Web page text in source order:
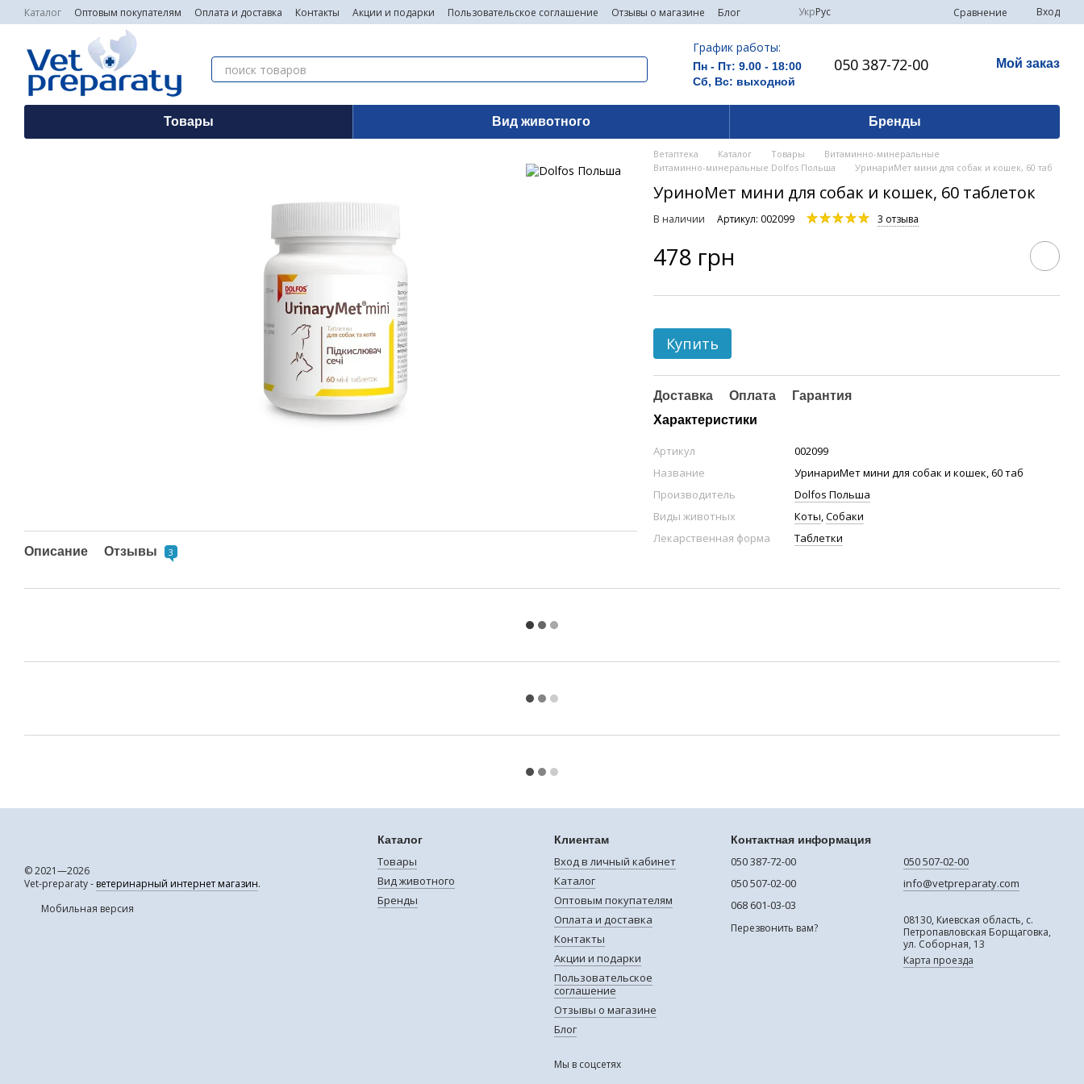
Перейти к основному контенту
Каталог Оптовым покупателям Оплата и доставка Контакты Акции и подарки Пользовательское соглашение Отзывы о магазине Блог УкрРус Сравнение Вход
График работы:
Пн - Пт: 9.00 - 18:00
Сб, Вс: выходной
050 387-72-00 Мой заказ
Товары Вид животного Бренды
Описание Отзывы 3
Ветаптека Каталог Товары
Витаминно-минеральные
Витаминно-минеральные Dolfos Польша
УринариМет мини для собак и кошек, 60 таб
УриноМет мини для собак и кошек, 60 таблеток
В наличии Артикул: 002099 3 отзыва
478 грн
Купить
Доставка Оплата
Гарантия
Характеристики
Артикул
002099
Название
УринариМет мини для собак и кошек, 60 таб
Производитель
Dolfos Польша
Виды животных
Коты,Собаки
Лекарственная форма
Таблетки
© 2021—2026
Vet-preparaty - ветеринарный интернет магазин.
Мобильная версия
Каталог
Товары
Вид животного
Бренды
Клиентам
Вход в личный кабинет
Каталог
Оптовым покупателям
Оплата и доставка
Контакты
Акции и подарки
Пользовательское
соглашение
Отзывы о магазине
Блог
Мы в соцсетях
Контактная информация
050 387-72-00
050 507-02-00
068 601-03-03
Перезвонить вам?
050 507-02-00
info@vetpreparaty.com
08130, Киевская область, с.
Петропавловская Борщаговка,
ул. Соборная, 13
Карта проезда